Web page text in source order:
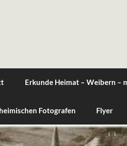
Erkunde Heimat – Weibern –
Fotografen Flyer